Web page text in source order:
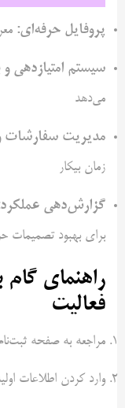
پروفایل حرفه‌ای:
سیستم امتیازدهی و
می‌دهد
مدیریت سفارشات
زمان بیکار
گزارش‌دهی عملکرد
برای بهبود تصمیمات
راهنمای
فعالیت
مراجعه به صفحه
وارد کردن اطلاعات